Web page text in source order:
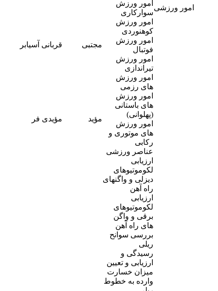
امور ورزشی
امور ورزش
سوارکاری
امور ورزش
کوهنوردی
امور ورزش
فوتبال
امور ورزش
تیراندازی
امور ورزش
های رزمی
امور ورزش
های باستانی
(پهلوانی)
امور ورزش
های موتوری و
رکابی
عناصر ورزشی
مجتبی قربانی آسیابر
مؤید مؤیدی فر
ارزیابی
لکوموتیوهای
دیزلی و واگنهای
راه آهن
ارزیابی
لکوموتیوهای
برقی و واگن
های راه آهن
بررسی سوانح
ریلی
رسیدگی و
ارزیابی و تعیین
میزان خسارت
وارده به خطوط